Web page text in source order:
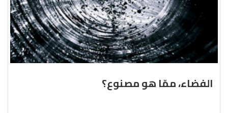
الفضاء، ممّا هو مصنوع؟